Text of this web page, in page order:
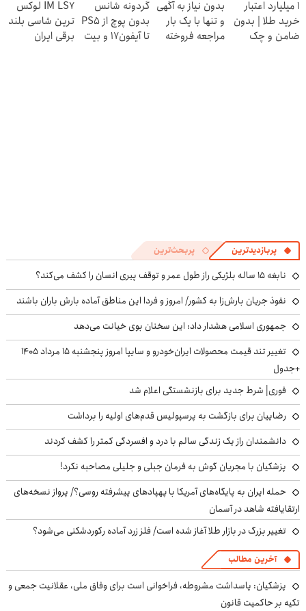
بده 🎯
انقلاب
۱ میلیارد اعتبار
خرید طلا | بدون
ضامن و چک
بدون نیاز به آگهی
و تنها با یک بار
مراجعه فروخته
گردونه شانس
بدون پوچ از PS5
تا آیفون17 و بیت
IM LS7 لوکس
ترین شاسی بلند
برقی ایران
پربازدیدترین پربحث‌ترین
نابغه ۱۵ ساله بلژیکی راز طول عمر و توقف پیری انسان را کشف می‌کند؟
نفوذ جریان بارش‌زا به کشور/ امروز و فردا این مناطق آماده بارش باران باشند
جمهوری اسلامی هشدار داد: این سخنان بوی خیانت می‌دهد
تغییر تند قیمت محصولات ایران‌خودرو و سایپا امروز پنجشنبه ۱۵ مرداد ۱۴۰۵
+جدول
فوری| شرط جدید برای بازنشستگی اعلام شد
رضاییان برای بازگشت به پرسپولیس قدم‌های اولیه را برداشت
دانشمندان راز یک زندگی سالم با درد و افسردگی کمتر را کشف کردند
پزشکیان با مجریان گوش به فرمان جبلی و جلیلی مصاحبه نکرد!
حمله ایران به پایگاه‌های آمریکا با پهپادهای پیشرفته روسی؟/ پرواز نسخه‌های
ارتقایافته شاهد در آسمان
تغییر بزرگ در بازار طلا آغاز شده است/ فلز زرد آماده رکوردشکنی می‌شود؟
آخرین مطالب
پزشکیان: پاسداشت مشروطه، فراخوانی است برای وفاق ملی، عقلانیت جمعی و
تکیه بر حاکمیت قانون